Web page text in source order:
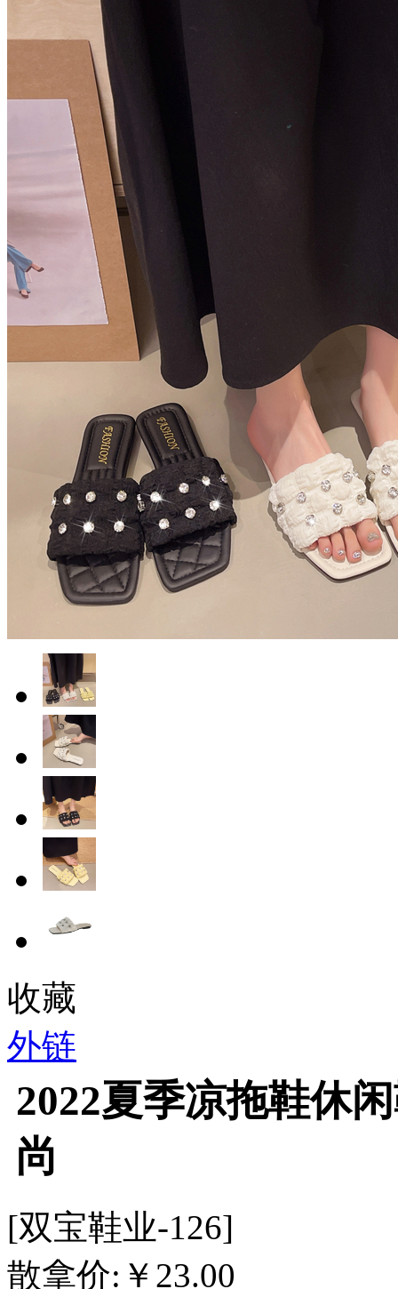
收藏
外链
2022夏季凉拖鞋休
尚
[双宝鞋业-126]
散拿价: ￥ 23.00